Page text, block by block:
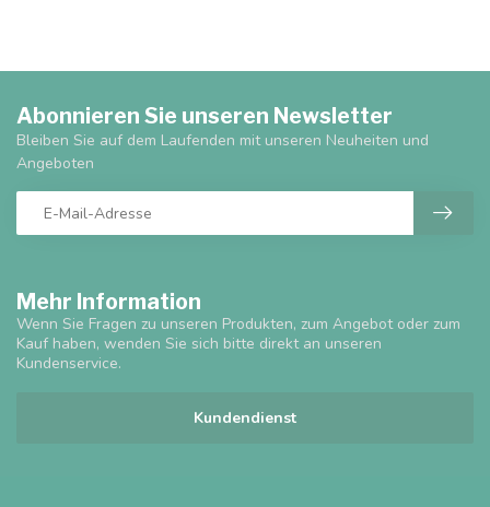
Mehr Information
Wenn Sie Fragen zu unseren Produkten, zum Angebot oder zum
Kauf haben, wenden Sie sich bitte direkt an unseren
Kundenservice.
Kundendienst
Abonnieren Sie unseren Newsletter
Bleiben Sie auf dem Laufenden mit unseren Neuheiten und
Angeboten